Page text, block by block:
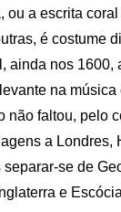
ou a escrita
é costume
ainda nos 1600,
na
não faltou, pelo
a Londres,
se de
e